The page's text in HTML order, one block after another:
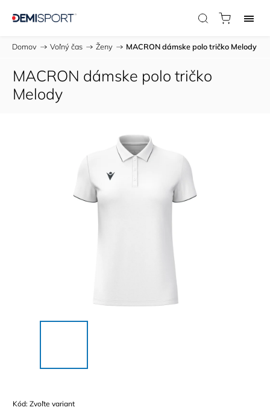
Domov / Voľný čas / Ženy / MACRON dámske polo tričko Melody
MACRON dámske polo tričko
Melody
Kód: Zvoľte variant